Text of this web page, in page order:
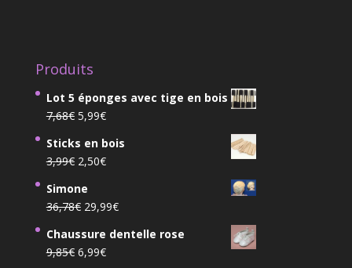
Produits
Lot 5 éponges avec tige en bois
7,68€ Le
initial
était :
7,68€.
5,99€Le
actuel
est :
Sticks en bois
3,99€ Le
initial
était :
3,99€.
2,50€Le
est :
2,50€.
Simone
36,78€ Le
initial
était :
29,99€Le
actuel
Chaussure dentelle rose
9,85€ Le
6,99€Le